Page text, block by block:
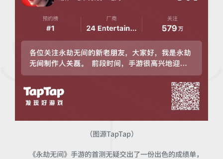
（图源TapTap）
《永劫无间》手游的首测无疑交出了一份出色的成绩单，